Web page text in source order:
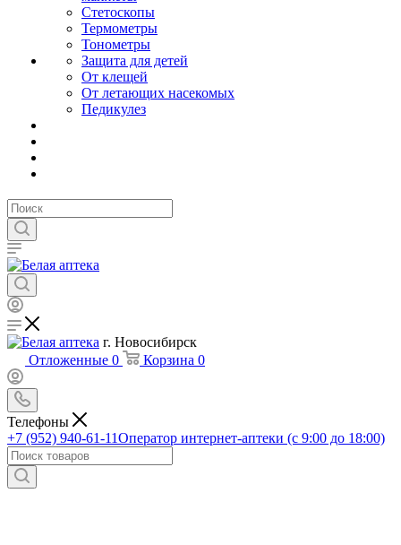
Стетоскопы
Термометры
Тонометры
Защита для детей
От клещей
От летающих насекомых
Педикулез
г. Новосибирск
Отложенные 0 Корзина 0
Телефоны
+7 (952) 940-61-11Оператор интернет-аптеки (с 9:00 до 18:00)